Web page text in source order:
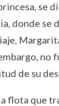
se
donde se
no
de su
flota que